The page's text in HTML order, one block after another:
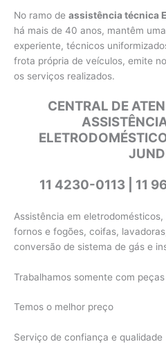
No ramo de assistência técnica
há mais de 40 anos, mantêm
experiente, técnicos
frota própria de veículos, emite
os serviços realizados.
CENTRAL DE
11 4230-0113 | 11
Assistência em
fornos e fogões, coifas,
conversão de sistema de gás e
Trabalhamos somente com
Temos o melhor preço
Serviço de confiança e qualidade